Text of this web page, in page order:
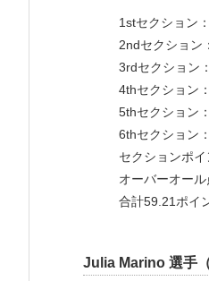
1stセクション
2ndセクション
3rdセクション
4thセクション
5thセクション
6thセクション
セクションポ
オーバーオー
合計59.21ポイ
Julia Marino 選手